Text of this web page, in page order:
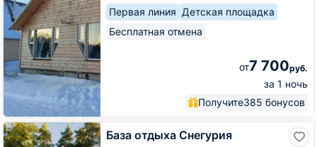
Первая линия Детская площадка
Бесплатная отмена
от7 700руб.
за 1 ночь
Получите385 бонусов
База отдыха Снегурия
База
отдыха